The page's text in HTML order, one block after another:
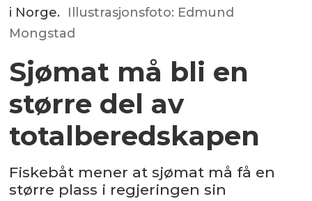
i Norge. Illustrasjonsfoto: Edmund
Mongstad
Sjømat må bli en
større del av
totalberedskapen
Fiskebåt mener at sjømat må få en
større plass i regjeringen sin